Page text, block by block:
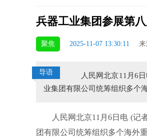
兵器工业集团参展第
聚焦 2025-11-07 13:30:11
导语
人民网北京11月6日
业集团有限公司统筹组织多个
人民网北京11月6日电 (记者
团有限公司统筹组织多个海外